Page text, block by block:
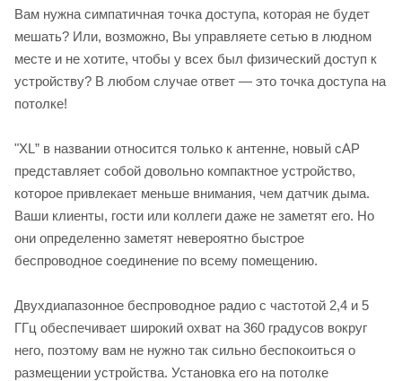
Вам нужна симпатичная точка доступа, которая не будет
мешать? Или, возможно, Вы управляете сетью в людном
месте и не хотите, чтобы у всех был физический доступ к
устройству? В любом случае ответ — это точка доступа на
потолке!
"XL” в названии относится только к антенне, новый cAP
представляет собой довольно компактное устройство,
которое привлекает меньше внимания, чем датчик дыма.
Ваши клиенты, гости или коллеги даже не заметят его. Но
они определенно заметят невероятно быстрое
беспроводное соединение по всему помещению.
Двухдиапазонное беспроводное радио с частотой 2,4 и 5
ГГц обеспечивает широкий охват на 360 градусов вокруг
него, поэтому вам не нужно так сильно беспокоиться о
размещении устройства. Установка его на потолке